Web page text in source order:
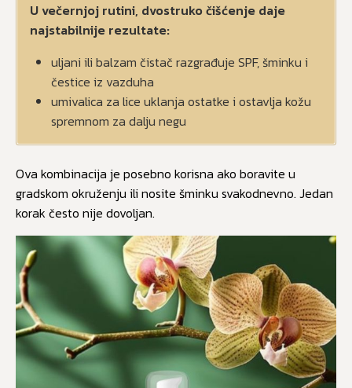
U večernjoj rutini, dvostruko čišćenje daje
najstabilnije rezultate:
uljani ili balzam čistač razgrađuje SPF, šminku i
čestice iz vazduha
umivalica za lice uklanja ostatke i ostavlja kožu
spremnom za dalju negu
Ova kombinacija je posebno korisna ako boravite u
gradskom okruženju ili nosite šminku svakodnevno. Jedan
korak često nije dovoljan.